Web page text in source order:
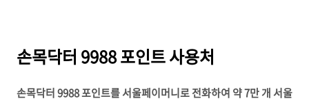
손목닥터 9988 포인트 사용처
손목닥터 9988 포인트를 서울페이머니로 전화하여 약 7만 개 서울